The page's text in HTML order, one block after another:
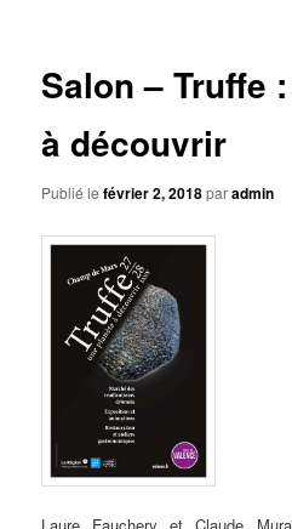
Salon – Truffe
à découvrir
Publié lefévrier 2, 2018paradmin